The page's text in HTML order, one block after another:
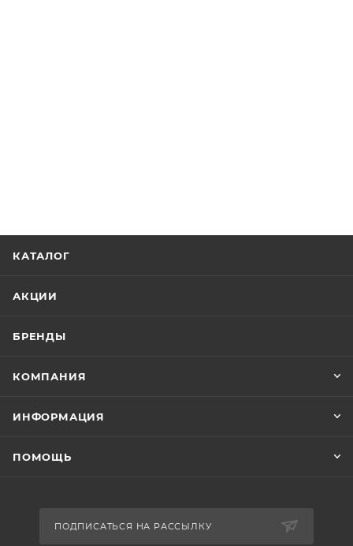
КАТАЛОГ
АКЦИИ
БРЕНДЫ
КОМПАНИЯ
ИНФОРМАЦИЯ
ПОМОЩЬ
ПОДПИСАТЬСЯ НА РАССЫЛКУ